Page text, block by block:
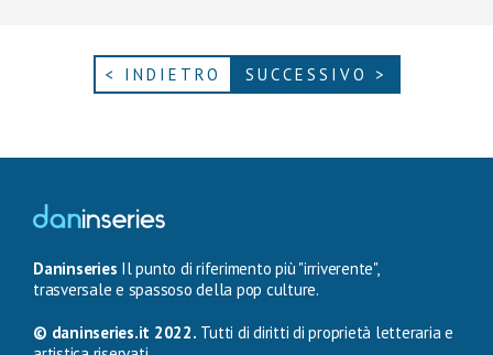
< INDIETRO SUCCESSIVO >
Daninseries Il punto di riferimento più "irriverente",
trasversale e spassoso della pop culture.
© daninseries.it 2022. Tutti di diritti di proprietà letteraria e